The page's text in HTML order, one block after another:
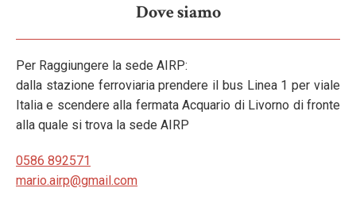
Dove siamo
Per Raggiungere la sede AIRP:
dalla stazione ferroviaria prendere il bus Linea 1 per viale
Italia e scendere alla fermata Acquario di Livorno di fronte
alla quale si trova la sede AIRP
0586 892571
mario.airp@gmail.com